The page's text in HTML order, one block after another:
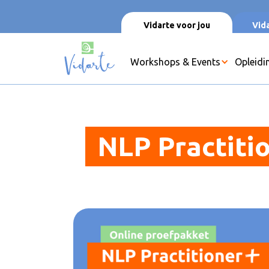
Vidarte voor jou
Workshops & Events
NLP